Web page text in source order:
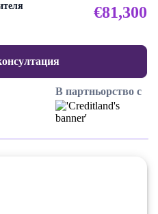
€81,300
В партньорство с